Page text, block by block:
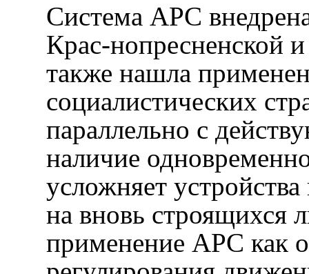
Система АРС
Крас-нопресненской
также нашла
социалистических
параллельно с
наличие
усложняет
на вновь строящихся
применение АРС как